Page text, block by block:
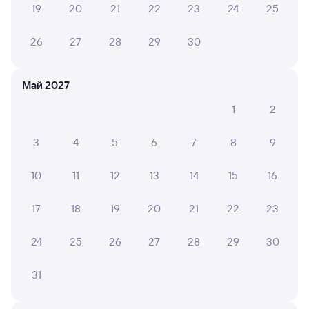
10 Александр Н.
28 июля 2026 • Поезд 302Б
работал. Поездка была очень комфортная! Спасибо
19 20 21 22 23 24 25
26 27 28 29 30
Май 2027
1
2
3 4 5 6 7 8 9
10 11 12 13 14 15 16
17 18 19 20 21 22 23
24 25 26 27 28 29 30
31